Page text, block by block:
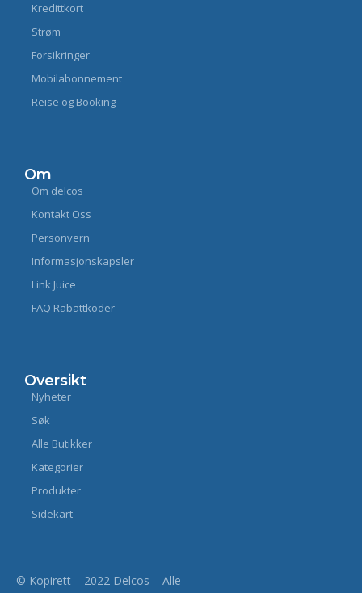
Kredittkort
Strøm
Forsikringer
Mobilabonnement
Reise og Booking
Om
Om delcos
Kontakt Oss
Personvern
Informasjonskapsler
Link Juice
FAQ Rabattkoder
Oversikt
Nyheter
Søk
Alle Butikker
Kategorier
Produkter
Sidekart
© Kopirett – 2022 Delcos – Alle